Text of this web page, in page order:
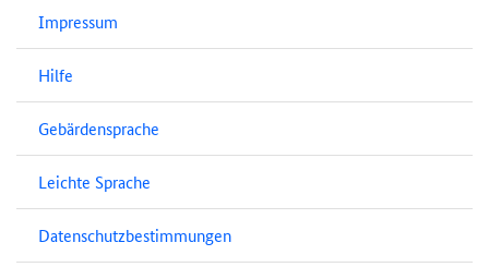
Impressum
Hilfe
Gebärdensprache
Leichte Sprache
Datenschutzbestimmungen